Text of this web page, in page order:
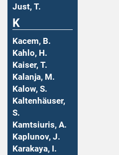
Just, T.
K
Kacem, B.
Kahlo, H.
Kaiser, T.
Kalanja, M.
Kalow, S.
Kaltenhäuser,
S.
Kamtsiuris, A.
Kaplunov, J.
Karakaya, I.